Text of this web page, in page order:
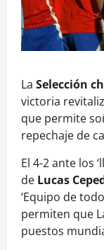
La Selección
victoria
que permite
repechaje de
El 4-2 ante los
de Lucas
‘Equipo de
permiten que
puestos